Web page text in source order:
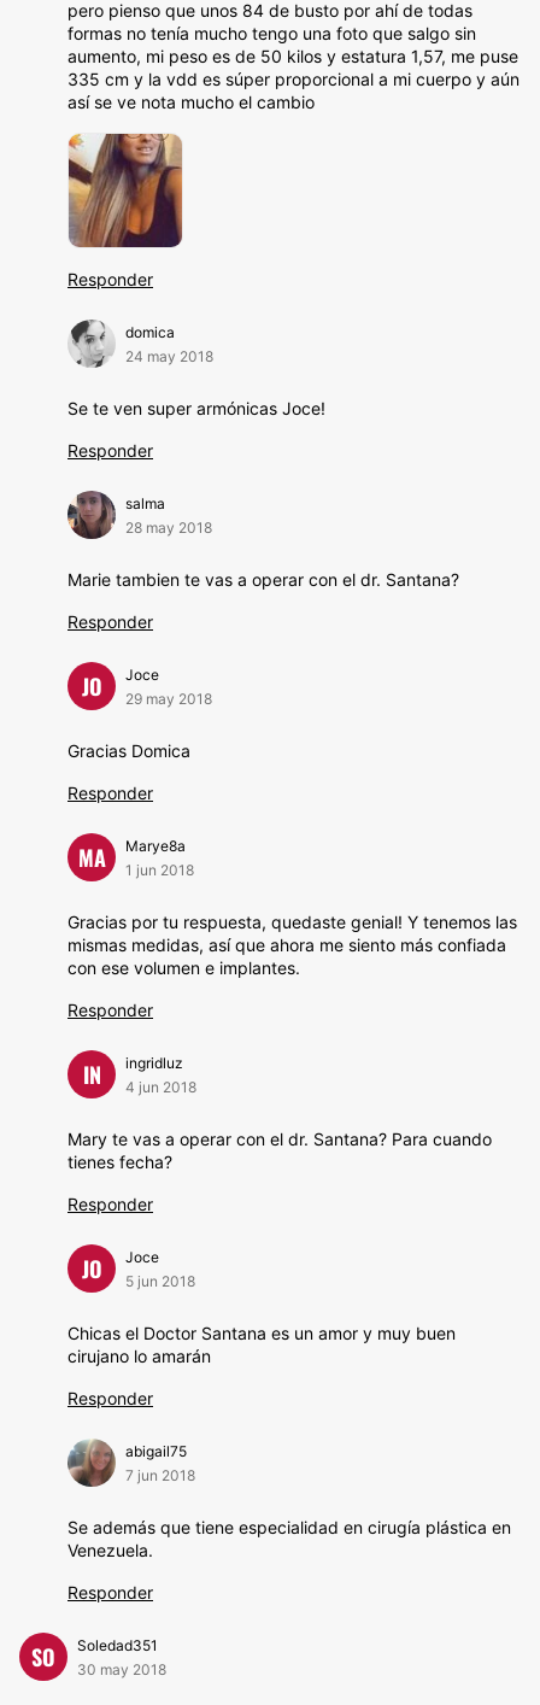
pero pienso que unos 84 de busto por ahí de todas
formas no tenía mucho tengo una foto que salgo sin
aumento, mi peso es de 50 kilos y estatura 1,57, me puse
335 cm y la vdd es súper proporcional a mi cuerpo y aún
así se ve nota mucho el cambio
Responder
domica
24 may 2018
Se te ven super armónicas Joce!
Responder
salma
28 may 2018
Marie tambien te vas a operar con el dr. Santana?
Responder
JO
Joce
29 may 2018
Gracias Domica
Responder
MA
Marye8a
1 jun 2018
Gracias por tu respuesta, quedaste genial! Y tenemos las
mismas medidas, así que ahora me siento más confiada
con ese volumen e implantes.
Responder
IN
ingridluz
4 jun 2018
Mary te vas a operar con el dr. Santana? Para cuando
tienes fecha?
Responder
JO
Joce
5 jun 2018
Chicas el Doctor Santana es un amor y muy buen
cirujano lo amarán
Responder
abigail75
7 jun 2018
Se además que tiene especialidad en cirugía plástica en
Venezuela.
Responder
SO
Soledad351
30 may 2018